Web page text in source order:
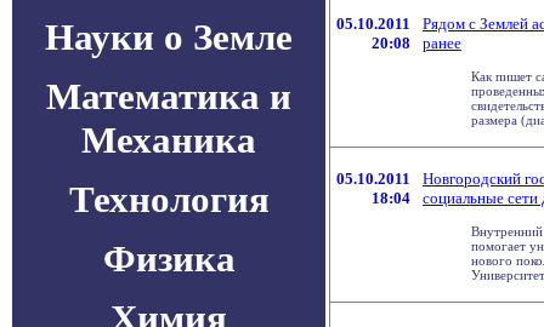
Науки о Земле
Математика и
Механика
Технология
Физика
Химия
05.10.2011
20:08
Рядом с Землей
ранее
Как пишет
размера
05.10.2011
18:04
Новгородский
социальные сети
помогает
нового